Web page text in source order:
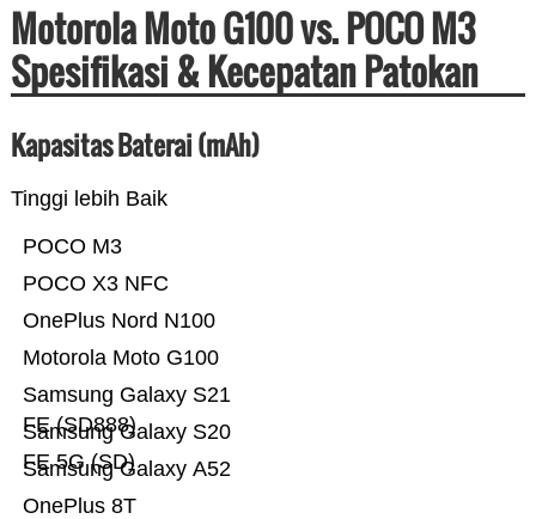
Motorola Moto G100 vs. POCO M3
Spesifikasi & Kecepatan Patokan
Kapasitas Baterai (mAh)
Tinggi lebih Baik
OnePlus 8T
Samsung Galaxy A52
Samsung Galaxy S20
FE 5G (SD)
Samsung Galaxy S21
FE (SD888)
Motorola Moto G100
OnePlus Nord N100
POCO X3 NFC
POCO M3